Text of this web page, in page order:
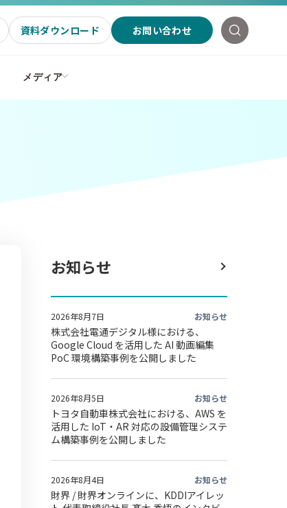
資料ダウンロード お問い合わせ
メディア
お知らせ
2026年8月7日 お知らせ
株式会社電通デジタル様における、
Google Cloud を活用した AI 動画編集
PoC 環境構築事例を公開しました
2026年8月5日 お知らせ
トヨタ自動車株式会社における、AWS を
活用した IoT・AR 対応の設備管理システ
ム構築事例を公開しました
2026年8月4日 お知らせ
財界 / 財界オンラインに、KDDIアイレッ